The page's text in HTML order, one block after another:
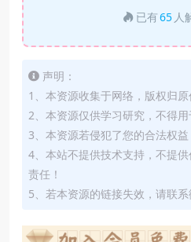
已有65 人
声明：
1、本资源收集于网络，版权归原
2、本资源仅供学习研究，不得用
3、本资源若侵犯了您的合法权益
4、本站不提供技术支持，不提
责任！
5、若本资源的链接失效，请联系